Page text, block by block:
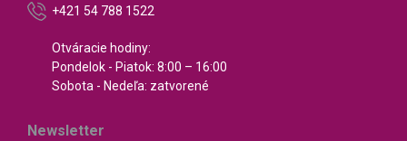
+421 54 788 1522
Otváracie hodiny:
Pondelok - Piatok: 8:00 – 16:00
Sobota - Nedeľa: zatvorené
Newsletter